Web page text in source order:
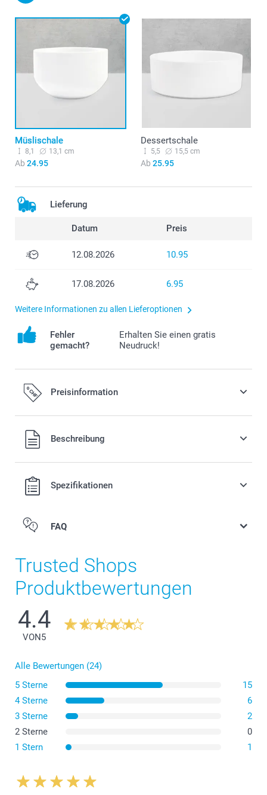
Müslischale
8,1 13,1 cm
Ab 24.95
Dessertschale
5,5 15,5 cm
Ab 25.95
Lieferung
Datum Preis
12.08.2026 10.95
17.08.2026 6.95
Weitere Informationen zu allen Lieferoptionen
Fehler
gemacht?
Erhalten Sie einen gratis
Neudruck!
Preisinformation
Alle Preise verstehen sich in Schweizer Franken (CHF) inkl.
MwSt. und zzgl. Versandkosten.
Beschreibung
Spezifikationen
FAQ
Die Schüssel im Frühstücksformat ist ideal, um
morgens sein Müsli zu geniessen.
Die Schale im Dessertformat, um bei Abenden mit
Freunden Häppchen zu teilen.
Trusted Shops
Produktbewertungen
4.4
VON 5
Alle Bewertungen (24)
5 Sterne
15
4 Sterne
6
3 Sterne
2
2 Sterne
0
1 Stern
1